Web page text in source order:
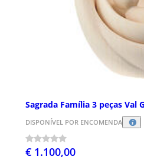
Sagrada Família 3 peças Val
DISPONÍVEL POR ENCOMENDA
€ 1.100,00